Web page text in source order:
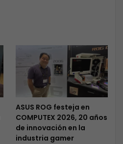
ASUS ROG festeja en
COMPUTEX 2026, 20 años
de innovación en la
industria gamer